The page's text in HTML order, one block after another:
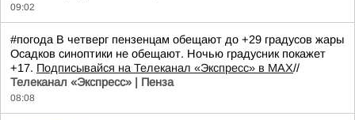
09:02
#погода В четверг пензенцам обещают до +29 градусов жары
Осадков синоптики не обещают. Ночью градусник покажет
+17. Подписывайся на Телеканал «Экспресс» в MAX//
Телеканал «Экспресс» | Пенза
08:08